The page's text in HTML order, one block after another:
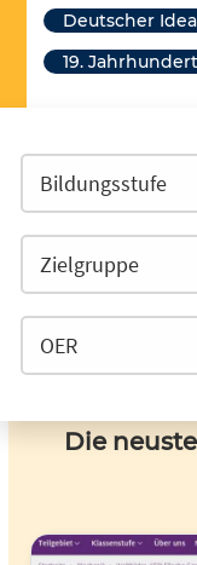
Deutscher
19. Jahrhundert
Die